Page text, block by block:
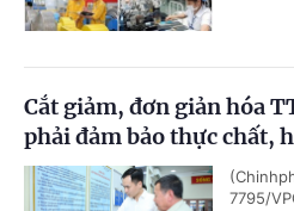
Cắt giảm, đơn giản hóa
phải đảm bảo thực chất,
7795/